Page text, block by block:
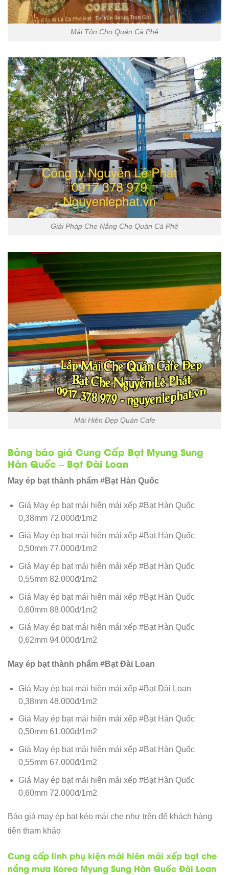
Mái Tôn Cho Quán Cà Phê
Giải Pháp Che Nắng Cho Quán Cà Phê
Mái Hiên Đẹp Quán Cafe
Bảng báo giá Cung Cấp Bạt Myung Sung
Hàn Quốc – Bạt Đài Loan
May ép bạt thành phẩm #Bạt Hàn Quốc
Giá May ép bạt mái hiên mái xếp #Bạt Hàn Quốc
0,38mm 72.000đ/1m2
Giá May ép bạt mái hiên mái xếp #Bạt Hàn Quốc
0,50mm 77.000đ/1m2
Giá May ép bạt mái hiên mái xếp #Bạt Hàn Quốc
0,55mm 82.000đ/1m2
Giá May ép bạt mái hiên mái xếp #Bạt Hàn Quốc
0,60mm 88.000đ/1m2
Giá May ép bạt mái hiên mái xếp #Bạt Hàn Quốc
0,62mm 94.000đ/1m2
May ép bạt thành phẩm #Bạt Đài Loan
Giá May ép bạt mái hiên mái xếp #Bạt Đài Loan
0,38mm 48.000đ/1m2
Giá May ép bạt mái hiên mái xếp #Bạt Hàn Quốc
0,50mm 61.000đ/1m2
Giá May ép bạt mái hiên mái xếp #Bạt Hàn Quốc
0,55mm 67.000đ/1m2
Giá May ép bạt mái hiên mái xếp #Bạt Hàn Quốc
0,60mm 72.000đ/1m2
Báo giá may ép bạt kéo mái che như trên để khách hàng
tiện tham khảo
Cung cấp linh phụ kiện mái hiên mái xếp bạt che
nắng mưa Korea Myung Sung Hàn Quốc Đài Loan